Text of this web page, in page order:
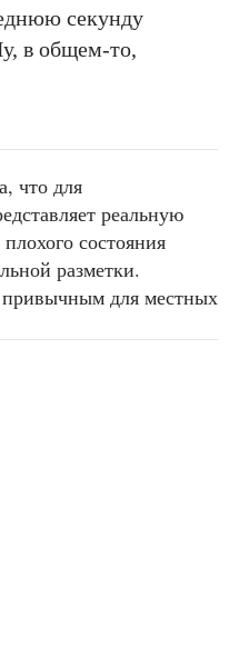
секунду
в общем-то,
что для
реальную
состояния
разметки.
для местных